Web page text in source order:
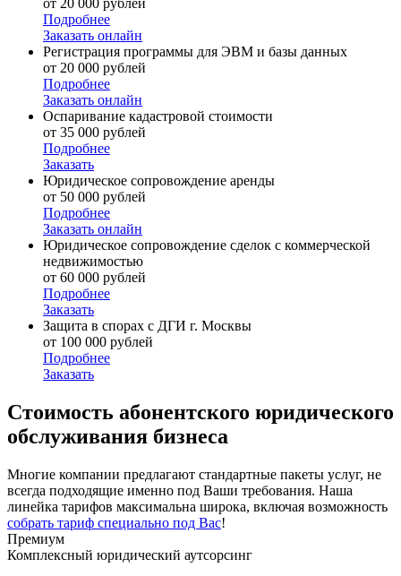
Подробнее
Заказать онлайн
Регистрация программы для ЭВМ и базы данных
от 20 000 рублей
Подробнее
Заказать онлайн
Оспаривание кадастровой стоимости
от 35 000 рублей
Подробнее
Заказать
Юридическое сопровождение аренды
от 50 000 рублей
Подробнее
Заказать онлайн
Юридическое сопровождение сделок с коммерческой
недвижимостью
от 60 000 рублей
Подробнее
Заказать
Защита в спорах с ДГИ г. Москвы
от 100 000 рублей
Подробнее
Заказать
Стоимость абонентского юридического
обслуживания бизнеса
Многие компании предлагают стандартные пакеты услуг, не
всегда подходящие именно под Ваши требования. Наша
линейка тарифов максимальна широка, включая возможность
собрать тариф специально под Вас!
Премиум
Комплексный юридический аутсорсинг